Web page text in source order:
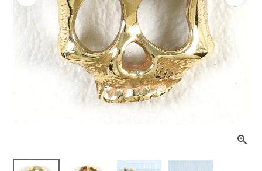
Previous Next